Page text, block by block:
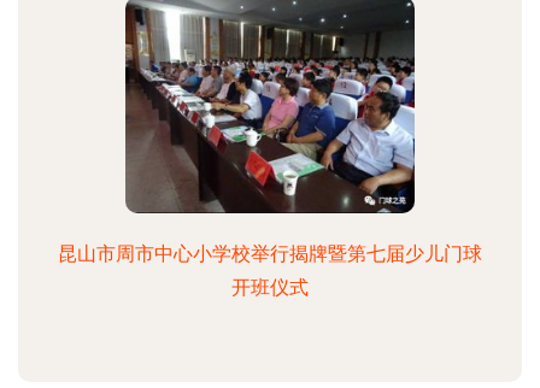
昆山市周市中心小学校举行揭牌暨第七届少儿门球
开班仪式